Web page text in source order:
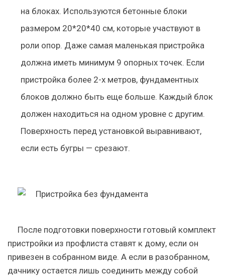
на блоках. Используются бетонные блоки
размером 20*20*40 см, которые участвуют в
роли опор. Даже самая маленькая пристройка
должна иметь минимум 9 опорных точек. Если
пристройка более 2-х метров, фундаментных
блоков должно быть еще больше. Каждый блок
должен находиться на одном уровне с другим.
Поверхность перед установкой выравнивают,
если есть бугры — срезают.
После подготовки поверхности готовый комплект
пристройки из профлиста ставят к дому, если он
привезен в собранном виде. А если в разобранном,
дачнику остается лишь соединить между собой